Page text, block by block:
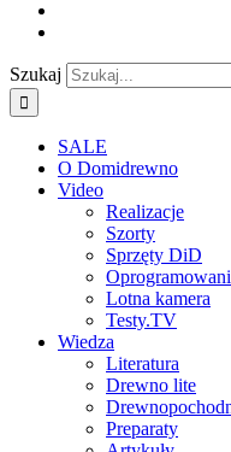
Szukaj
SALE
O Domidrewno
Video
Realizacje
Szorty
Sprzęty DiD
Lotna kamera
Testy.TV
Wiedza
Literatura
Drewno lite
Preparaty